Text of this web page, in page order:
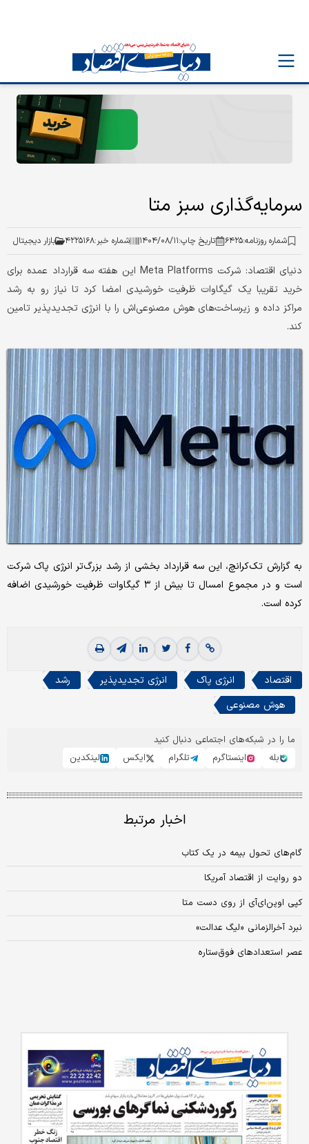
سرمایه‌گذاری سبز متا
شماره روزنامه:۶۴۲۵ تاریخ چاپ:۱۴۰۴/۰۸/۱۱ شماره خبر:۴۲۲۵۱۶۸ بازار دیجیتال
دنیای اقتصاد: شرکت Meta Platforms این هفته سه قرارداد عمده برای
خرید تقریبا یک گیگاوات ظرفیت خورشیدی امضا کرد تا نیاز رو به رشد
مراکز داده و زیرساخت‌های هوش مصنوعی‌اش را با انرژی تجدیدپذیر تامین
کند.
به گزارش تک‌کرانچ، این سه قرارداد بخشی از رشد بزرگ‌تر انرژی پاک شرکت
است و در مجموع امسال تا بیش از ۳ گیگاوات ظرفیت خورشیدی اضافه
کرده است.
اقتصاد انرژی پاک انرژی تجدیدپذیر
رشد
هوش مصنوعی
ما را در شبکه‌های اجتماعی دنبال کنید
بله
اینستاگرم تلگرام ایکس لینکدین
اخبار مرتبط
گام‌های تحول بیمه در یک کتاب
دو روایت از اقتصاد آمریکا
کپی اوپن‌ای‌آی از روی دست متا
نبرد آخرالزمانی «لیگ عدالت»
عصر استعدادهای فوق‌ستاره